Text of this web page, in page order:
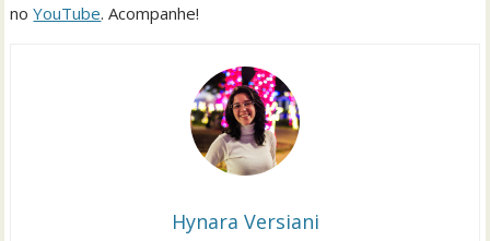
noYouTube. Acompanhe!
Hynara Versiani